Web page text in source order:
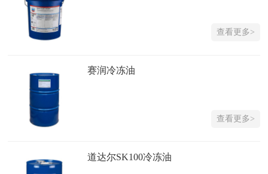
查看更多>
赛润冷冻油
查看更多>
道达尔SK100冷冻油